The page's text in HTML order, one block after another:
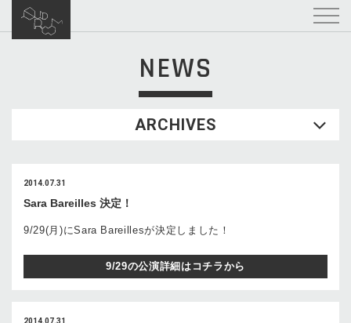
NEWS
ARCHIVES
2014.07.31
Sara Bareilles 決定！
9/29(月)にSara Bareillesが決定しました！
9/29の公演詳細はコチラから
2014.07.31